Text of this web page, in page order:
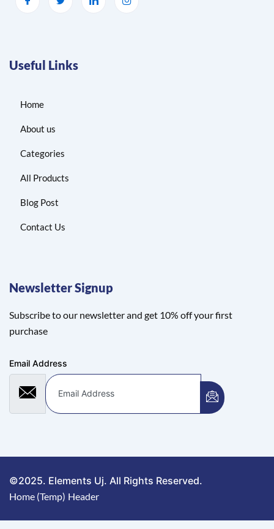
Useful Links
Home
About us
Categories
All Products
Blog Post
Contact Us
Newsletter Signup
Subscribe to our newsletter and get 10% off your first
purchase
Email Address
©2025. Elements Uj. All Rights Reserved.
Home (Temp) Header